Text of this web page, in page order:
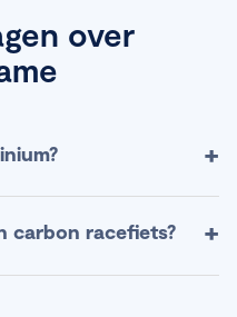
over
+
dan aluminium.
een carbon
carbon racefiets? +